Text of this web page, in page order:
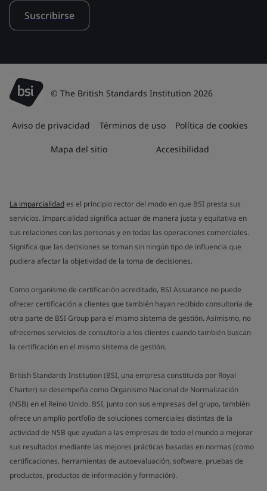
Suscribirse
© The British Standards Institution 2026
Aviso de privacidad Términos de uso Política de cookies
Mapa del sitio Accesibilidad
La imparcialidades el principio rector del modo en que BSI presta sus
servicios. Imparcialidad significa actuar de manera justa y equitativa en
sus relaciones con las personas y en todas las operaciones comerciales.
Significa que las decisiones se toman sin ningún tipo de influencia que
pudiera afectar la objetividad de la toma de decisiones.
Como organismo de certificación acreditado, BSI Assurance no puede
ofrecer certificación a clientes que también hayan recibido consultoría de
otra parte de BSI Group para el mismo sistema de gestión. Asimismo, no
ofrecemos servicios de consultoría a los clientes cuando también buscan
la certificación en el mismo sistema de gestión.
British Standards Institution (BSI, una empresa constituida por Royal
Charter) se desempeña como Organismo Nacional de Normalización
(NSB) en el Reino Unido. BSI, junto con sus empresas del grupo, también
ofrece un amplio portfolio de soluciones comerciales distintas de la
actividad de NSB que ayudan a las empresas de todo el mundo a mejorar
sus resultados mediante las mejores prácticas basadas en normas (como
certificaciones, herramientas de autoevaluación, software, pruebas de
productos, productos de información y formación).